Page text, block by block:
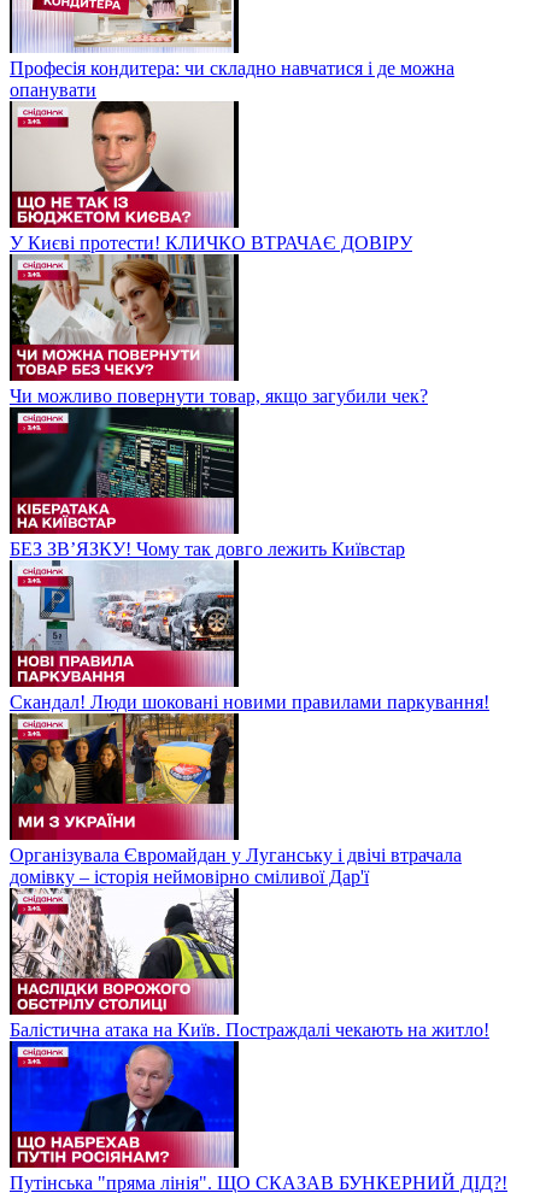
Професія кондитера: чи складно навчатися і де можна
опанувати
У Києві протести! КЛИЧКО ВТРАЧАЄ ДОВІРУ
Чи можливо повернути товар, якщо загубили чек?
БЕЗ ЗВʼЯЗКУ! Чому так довго лежить Київстар
Скандал! Люди шоковані новими правилами паркування!
Організувала Євромайдан у Луганську і двічі втрачала
домівку – історія неймовірно сміливої Дар'ї
Балістична атака на Київ. Постраждалі чекають на житло!
Путінська "пряма лінія". ЩО СКАЗАВ БУНКЕРНИЙ ДІД?!